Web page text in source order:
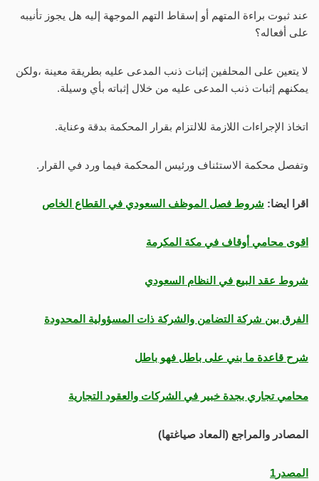
عند ثبوت براءة المتهم أو إسقاط التهم الموجهة إليه هل يجوز تأنيبه
على أفعاله؟
لا يتعين على المحلفين إثبات ذنب المدعى عليه بطريقة معينة ،ولكن
يمكنهم إثبات ذنب المدعى عليه من خلال إثباته بأي وسيلة.
اتخاذ الإجراءات اللازمة للالتزام بقرار المحكمة بدقة وعناية.
وتفصل محكمة الاستئناف ورئيس المحكمة فيما ورد في القرار.
اقرا ايضا: شروط فصل الموظف السعودي في القطاع الخاص
اقوى محامي أوقاف في مكة المكرمة
شروط عقد البيع في النظام السعودي
الفرق بين شركة التضامن والشركة ذات المسؤولية المحدودة
شرح قاعدة ما بني على باطل فهو باطل
محامي تجاري بجدة خبير في الشركات والعقود التجارية
المصادر والمراجع (المعاد صياغتها)
المصدر1